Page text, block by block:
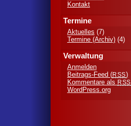
Kontakt
Termine
Aktuelles (7)
Termine (Archiv)(4)
Verwaltung
Anmelden
Beitrags-Feed (RSS)
Kommentare als RSS
WordPress.org